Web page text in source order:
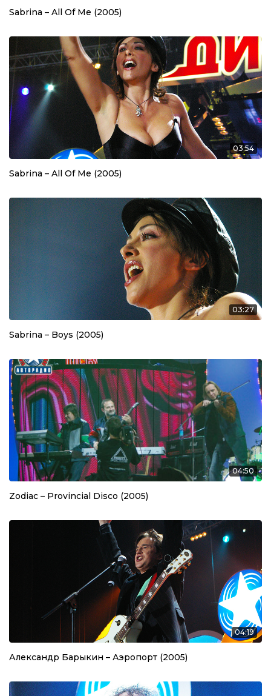
Sabrina – All Of Me (2005)
03:54
Sabrina – All Of Me (2005)
03:27
Sabrina – Boys (2005)
04:50
Zodiac – Provincial Disco (2005)
04:19
Александр Барыкин – Аэропорт (2005)